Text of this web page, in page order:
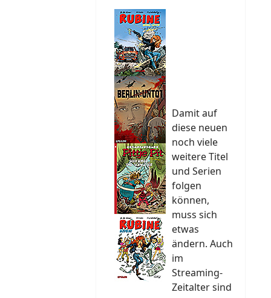
Damit auf
diese neuen
noch viele
weitere Titel
und Serien
folgen
können,
muss sich
etwas
ändern. Auch
im
Streaming-
Zeitalter sind